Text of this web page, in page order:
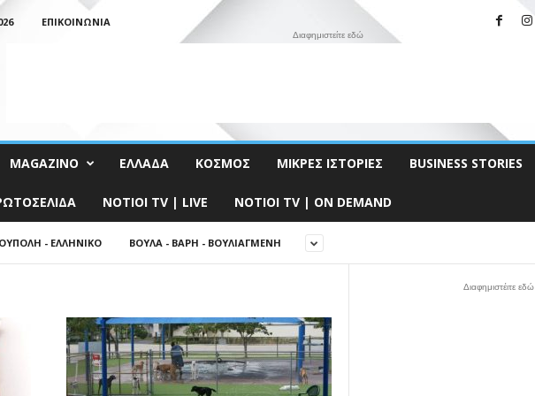
ΕΠΙΚΟΙΝΩΝΊΑ
Διαφημιστείτε εδώ
MAGAZINO ΕΛΛΆΔΑ ΚΌΣΜΟΣ ΜΙΚΡΈΣ ΙΣΤΟΡΊΕΣ BUSINESS STORIES
NOTIOI TV | LIVE NOTIOI TV | ON DEMAND
- ΕΛΛΗΝΙΚΌ ΒΟΎΛΑ - ΒΆΡΗ - ΒΟΥΛΙΑΓΜΈΝΗ
Διαφημιστέιτε εδώ